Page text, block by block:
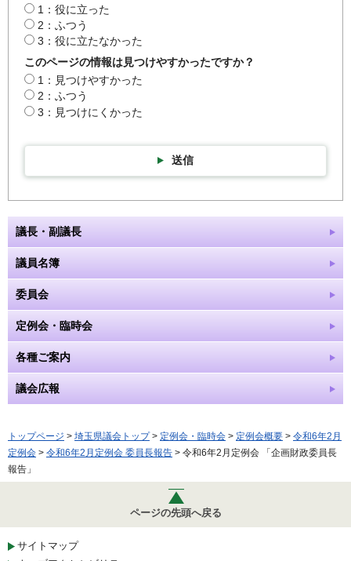
1：役に立った
2：ふつう
3：役に立たなかった
このページの情報は見つけやすかったですか？
1：見つけやすかった
2：ふつう
3：見つけにくかった
送信
議長・副議長
議員名簿
委員会
定例会・臨時会
各種ご案内
議会広報
トップページ > 埼玉県議会トップ> 定例会・臨時会 > 定例会概要 > 令和6年2月
定例会 > 令和6年2月定例会 委員長報告 > 令和6年2月定例会 「企画財政委員長
報告」
ページの先頭へ戻る
サイトマップ